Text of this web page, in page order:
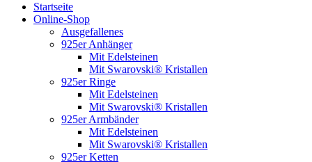
Startseite
Online-Shop
Ausgefallenes
925er Anhänger
Mit Edelsteinen
Mit Swarovski® Kristallen
925er Ringe
Mit Edelsteinen
Mit Swarovski® Kristallen
925er Armbänder
Mit Edelsteinen
Mit Swarovski® Kristallen
925er Ketten